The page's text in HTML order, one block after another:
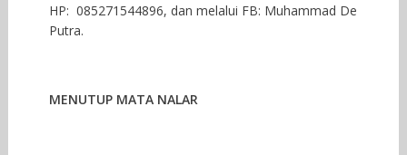
HP: 085271544896, dan melalui FB: Muhammad De
Putra.
MENUTUP MATA NALAR